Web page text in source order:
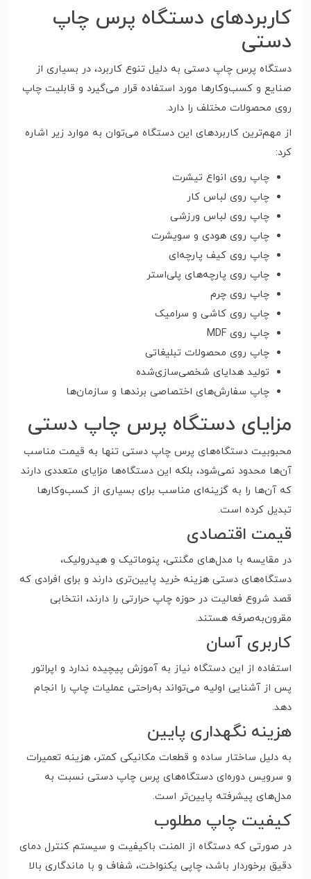
کاربردهای دستگاه پرس چاپ
دستی
دستگاه پرس چاپ دستی به دلیل تنوع کاربرد، در بسیاری از
صنایع و کسب‌وکارها مورد استفاده قرار می‌گیرد و قابلیت چاپ
روی محصولات مختلف را دارد.
از مهم‌ترین کاربردهای این دستگاه می‌توان به موارد زیر اشاره
کرد:
چاپ روی انواع تیشرت
چاپ روی لباس کار
چاپ روی لباس ورزشی
چاپ روی هودی و سویشرت
چاپ روی کیف پارچه‌ای
چاپ روی پارچه‌های پلی‌استر
چاپ روی چرم
چاپ روی کاشی و سرامیک
چاپ روی MDF
چاپ روی محصولات تبلیغاتی
تولید هدایای شخصی‌سازی‌شده
چاپ سفارش‌های اختصاصی برندها و سازمان‌ها
مزایای دستگاه پرس چاپ دستی
محبوبیت دستگاه‌های پرس چاپ دستی تنها به قیمت مناسب
آن‌ها محدود نمی‌شود، بلکه این دستگاه‌ها مزایای متعددی دارند
که آن‌ها را به گزینه‌ای مناسب برای بسیاری از کسب‌وکارها
تبدیل کرده است.
قیمت اقتصادی
در مقایسه با مدل‌های مگنتی، پنوماتیک و هیدرولیک،
دستگاه‌های دستی هزینه خرید پایین‌تری دارند و برای افرادی که
قصد شروع فعالیت در حوزه چاپ حرارتی را دارند، انتخابی
مقرون‌به‌صرفه هستند.
کاربری آسان
استفاده از این دستگاه نیاز به آموزش پیچیده ندارد و اپراتور
پس از آشنایی اولیه می‌تواند به‌راحتی عملیات چاپ را انجام
دهد.
هزینه نگهداری پایین
به دلیل ساختار ساده و قطعات مکانیکی کمتر، هزینه تعمیرات
و سرویس دوره‌ای دستگاه‌های پرس چاپ دستی نسبت به
مدل‌های پیشرفته پایین‌تر است.
کیفیت چاپ مطلوب
در صورتی که دستگاه از المنت باکیفیت و سیستم کنترل دمای
دقیق برخوردار باشد، چاپی یکنواخت، شفاف و با ماندگاری بالا